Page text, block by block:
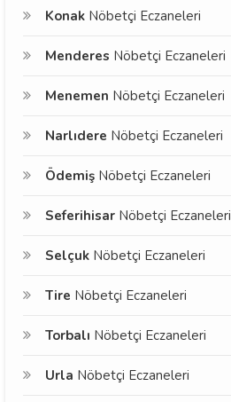
Konak Nöbetçi Eczaneleri
Menderes Nöbetçi Eczaneleri
Menemen Nöbetçi Eczaneleri
Narlıdere Nöbetçi Eczaneleri
Ödemiş Nöbetçi Eczaneleri
Seferihisar Nöbetçi Eczaneleri
Selçuk Nöbetçi Eczaneleri
Tire Nöbetçi Eczaneleri
Torbalı Nöbetçi Eczaneleri
Urla Nöbetçi Eczaneleri